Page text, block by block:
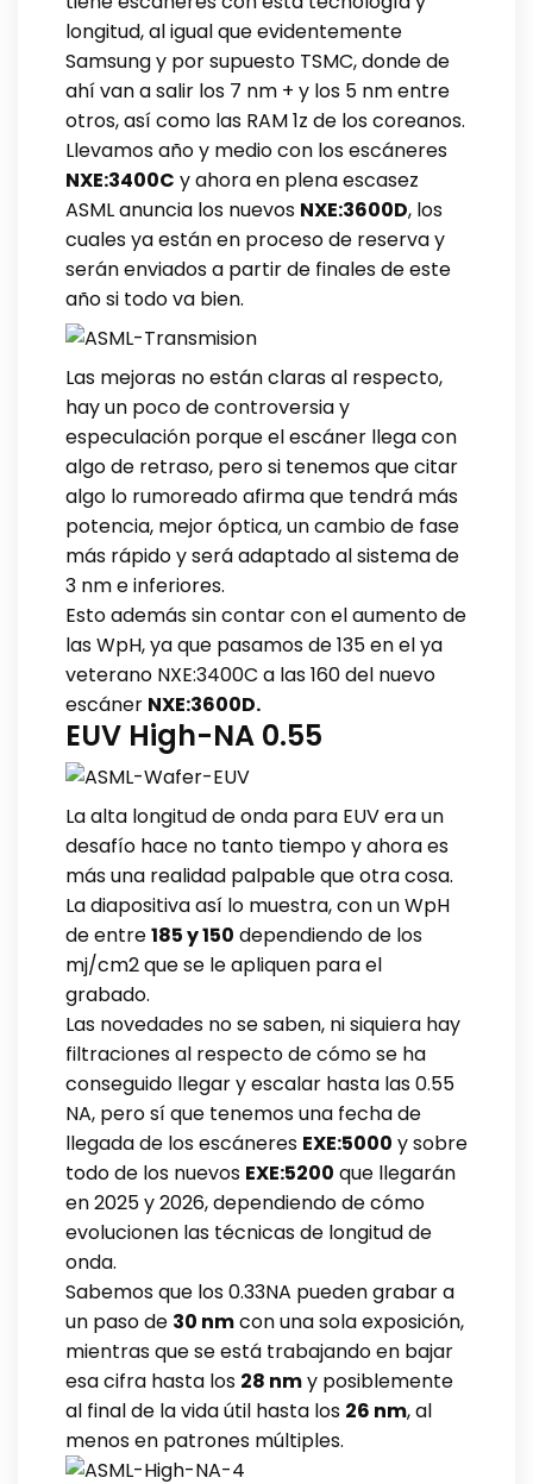
longitud, al igual que evidentemente
Samsung y por supuesto TSMC, donde de
ahí van a salir los 7 nm + y los 5 nm entre
otros, así como las RAM 1z de los coreanos.
Llevamos año y medio con los escáneres
NXE:3400C y ahora en plena escasez
ASML anuncia los nuevos NXE:3600D, los
cuales ya están en proceso de reserva y
serán enviados a partir de finales de este
año si todo va bien.
Las mejoras no están claras al respecto,
hay un poco de controversia y
especulación porque el escáner llega con
algo de retraso, pero si tenemos que citar
algo lo rumoreado afirma que tendrá más
potencia, mejor óptica, un cambio de fase
más rápido y será adaptado al sistema de
3 nm e inferiores.
Esto además sin contar con el aumento de
las WpH, ya que pasamos de 135 en el ya
veterano NXE:3400C a las 160 del nuevo
escáner NXE:3600D.
EUV High-NA 0.55
La alta longitud de onda para EUV era un
desafío hace no tanto tiempo y ahora es
más una realidad palpable que otra cosa.
La diapositiva así lo muestra, con un WpH
de entre185 y 150 dependiendo de los
mj/cm2 que se le apliquen para el
grabado.
Las novedades no se saben, ni siquiera hay
filtraciones al respecto de cómo se ha
conseguido llegar y escalar hasta las 0.55
NA, pero sí que tenemos una fecha de
llegada de los escáneres EXE:5000 y sobre
todo de los nuevos EXE:5200 que llegarán
en 2025 y 2026, dependiendo de cómo
evolucionen las técnicas de longitud de
onda.
Sabemos que los 0.33NA pueden grabar a
un paso de 30 nmcon una sola exposición,
mientras que se está trabajando en bajar
esa cifra hasta los 28 nmy posiblemente
al final de la vida útil hasta los 26 nm, al
menos en patrones múltiples.